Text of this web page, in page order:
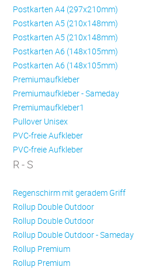
Postkarten A4 (297x210mm)
Postkarten A5 (210x148mm)
Postkarten A5 (210x148mm)
Postkarten A6 (148x105mm)
Postkarten A6 (148x105mm)
Premiumaufkleber
Premiumaufkleber - Sameday
Premiumaufkleber1
Pullover Unisex
PVC-freie Aufkleber
PVC-freie Aufkleber
R - S
Regenschirm mit geradem Griff
Rollup Double Outdoor
Rollup Double Outdoor
Rollup Double Outdoor - Sameday
Rollup Premium
Rollup Premium